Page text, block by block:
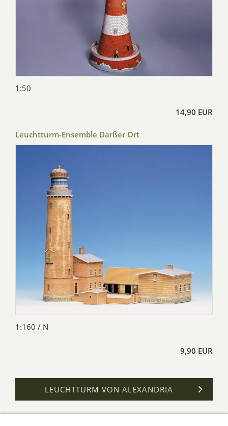
1:50
14,90 EUR
Leuchtturm-Ensemble Darßer Ort
1:160 / N
9,90 EUR
LEUCHTTURM VON ALEXANDRIA